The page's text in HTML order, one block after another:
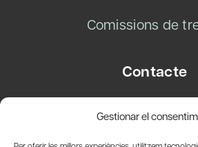
Gestionar el
Comissions de
Contacte
08003